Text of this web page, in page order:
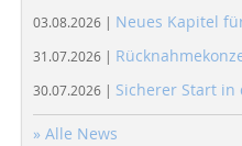
03.08.2026 | Neues Kapitel
31.07.2026 |
30.07.2026 | Sicherer Start
» Alle News